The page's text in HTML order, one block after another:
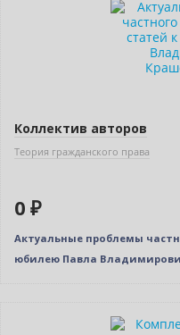
Коллектив авторов
Теория гражданского права
0 ₽
Актуальные проблемы
юбилею Павла